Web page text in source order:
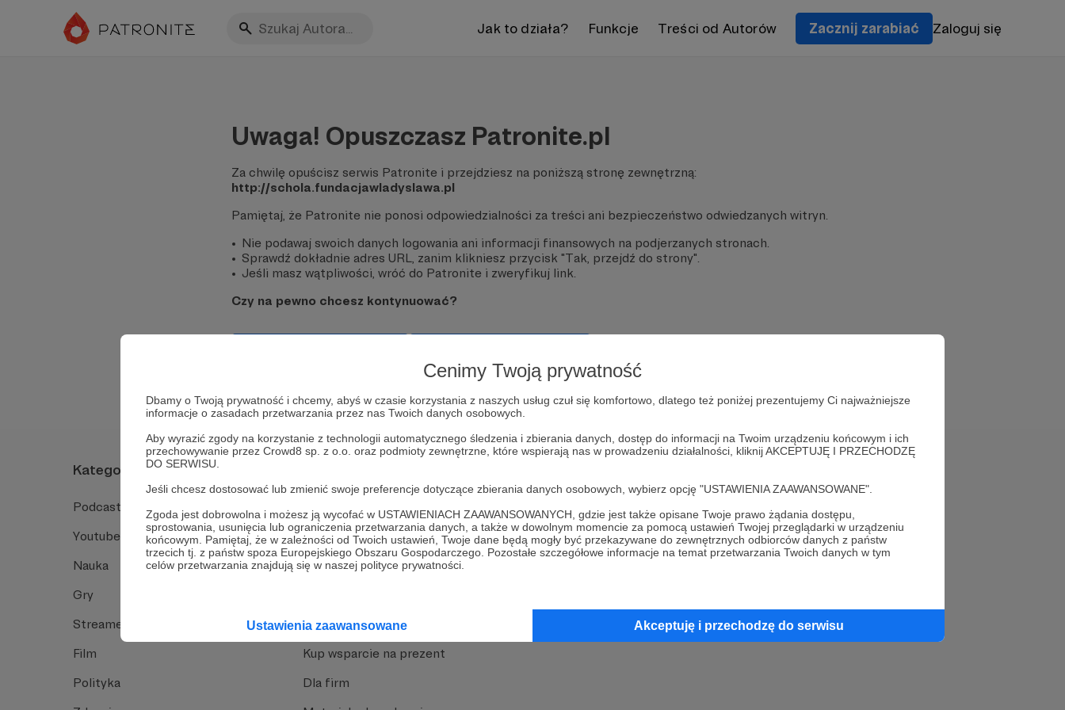
Cenimy Twoją prywatność
Dbamy o Twoją prywatność i chcemy, abyś w czasie korzystania z naszych usług czuł się komfortowo, dlatego też poniżej prezentujemy Ci najważniejsze
informacje o zasadach przetwarzania przez nas Twoich danych osobowych.
Aby wyrazić zgody na korzystanie z technologii automatycznego śledzenia i zbierania danych, dostęp do informacji na Twoim urządzeniu końcowym i ich
przechowywanie przez Crowd8 sp. z o.o. oraz podmioty zewnętrzne, które wspierają nas w prowadzeniu działalności, kliknij AKCEPTUJĘ I PRZECHODZĘ
DO SERWISU.
Jeśli chcesz dostosować lub zmienić swoje preferencje dotyczące zbierania danych osobowych, wybierz opcję "USTAWIENIA ZAAWANSOWANE".
Zgoda jest dobrowolna i możesz ją wycofać w USTAWIENIACH ZAAWANSOWANYCH, gdzie jest także opisane Twoje prawo żądania dostępu,
sprostowania, usunięcia lub ograniczenia przetwarzania danych, a także w dowolnym momencie za pomocą ustawień Twojej przeglądarki w urządzeniu
końcowym. Pamiętaj, że w zależności od Twoich ustawień, Twoje dane będą mogły być przekazywane do zewnętrznych odbiorców danych z państw
trzecich tj. z państw spoza Europejskiego Obszaru Gospodarczego. Pozostałe szczegółowe informacje na temat przetwarzania Twoich danych w tym
celów przetwarzania znajdują się w naszej polityce prywatności.
Ustawienia zaawansowane Akceptuję i przechodzę do serwisu
Jak to działa? Funkcje Treści od Autorów Zacznij zarabiać Zaloguj się
Uwaga! Opuszczasz Patronite.pl
Za chwilę opuścisz serwis Patronite i przejdziesz na poniższą stronę zewnętrzną:
http://schola.fundacjawladyslawa.pl
Pamiętaj, że Patronite nie ponosi odpowiedzialności za treści ani bezpieczeństwo odwiedzanych witryn.
Nie podawaj swoich danych logowania ani informacji finansowych na podjerzanych stronach.
Sprawdź dokładnie adres URL, zanim klikniesz przycisk "Tak, przejdź do strony".
Jeśli masz wątpliwości, wróć do Patronite i zweryfikuj link.
Czy na pewno chcesz kontynuować?
Kategorie
Podcast
Youtube
Nauka
Gry
Streamerzy
Film
Polityka
Jak to działa
Funkcje Patronite
Dlaczego Patronite?
Opinie Twórców
Kup wsparcie na prezent
Dla firm
MCN Patronite
Suppi.pl
FAQ
Kontakt z zespołem Patronite